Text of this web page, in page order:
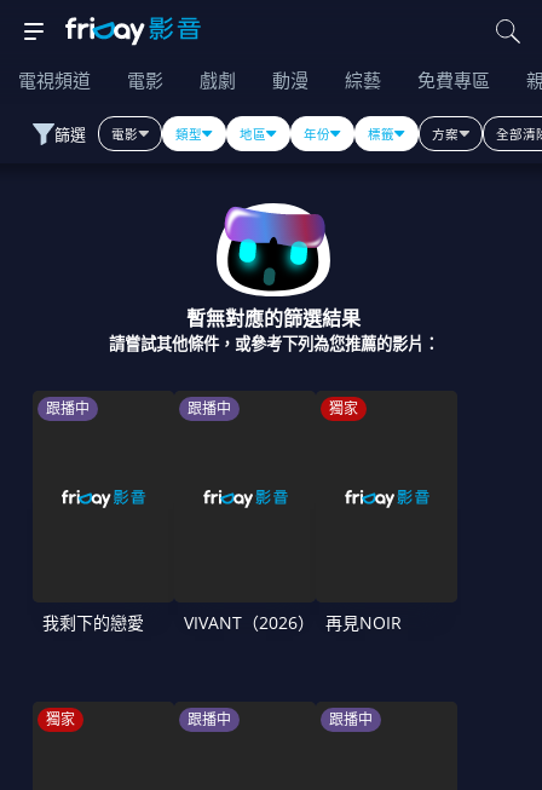
電視頻道 電影 戲劇 動漫 綜藝 免費專區
篩選 電影 類型 地區 年份 標籤 方案 全部清
暫無對應的篩選結果
請嘗試其他條件，或參考下列為您推薦的影片：
跟播中
我剩下的戀愛
跟播中
VIVANT（2026）
獨家
再見NOIR
獨家 跟播中 跟播中